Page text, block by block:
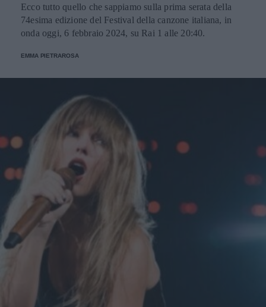
Ecco tutto quello che sappiamo sulla prima serata della
74esima edizione del Festival della canzone italiana, in
onda oggi, 6 febbraio 2024, su Rai 1 alle 20:40.
EMMA PIETRAROSA